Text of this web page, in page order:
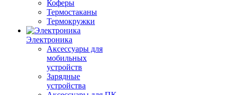
Коферы
Термостаканы
Термокружки
Электроника
Аксессуары для
мобильных
устройств
Зарядные
устройства